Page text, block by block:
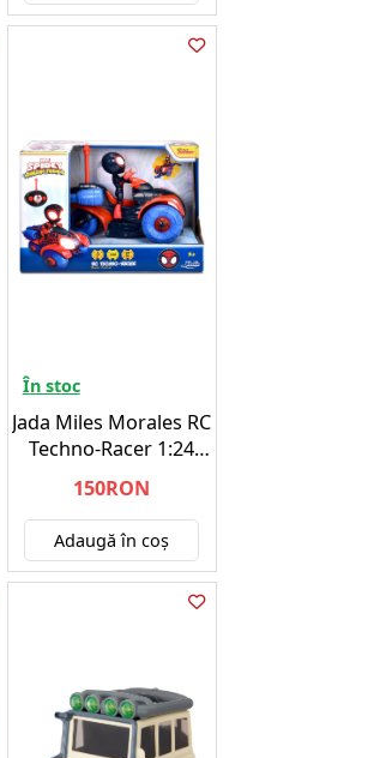
În stoc
Jada Miles Morales RC
Techno-Racer 1:24
(203223001)
150RON
Adaugă în coş